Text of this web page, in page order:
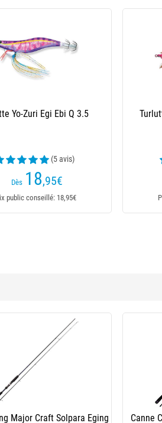
Yamashita Egi Oh Tr 3.0
23,90€ Dès
Prix public conseillé: 23,90€
Squid
Turlutte Jatsui Kabo